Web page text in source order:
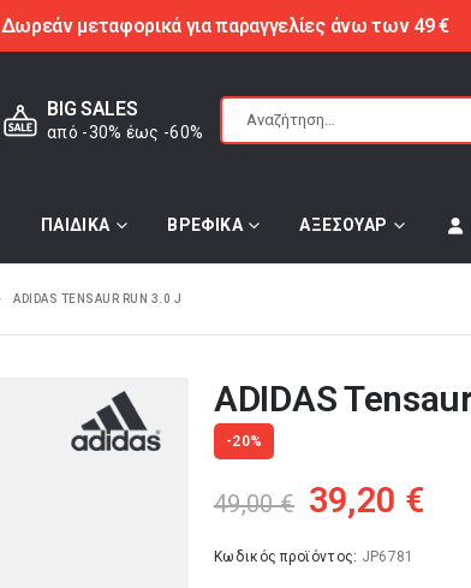
Δωρεάν μεταφορικά για παραγγελίες άνω των 49 €
BIG SALES
από -30% έως -60%
ΠΑΙΔΙΚΑ ΒΡΕΦΙΚΑ ΑΞΕΣΟΥΑΡ
ADIDAS TENSAUR RUN 3.0 J
ADIDAS
-20%
49,00€ Original
price
was:
39,20 €Η
Κωδικός προϊόντος: JP6781